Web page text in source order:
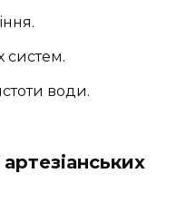
систем.
води.